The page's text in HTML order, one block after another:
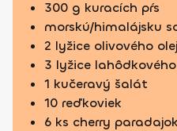
300 g kuracích pŕs
morskú/himalájsku
2 lyžice olivového
3 lyžice
1 kučeravý šalát
10 reďkoviek
6 ks cherry paradajok